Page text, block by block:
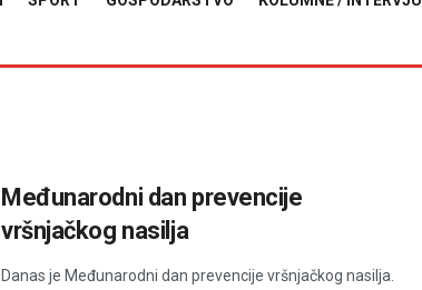
Međunarodni dan prevencije
vršnjačkog nasilja
Danas je Međunarodni dan prevencije vršnjačkog nasilja.